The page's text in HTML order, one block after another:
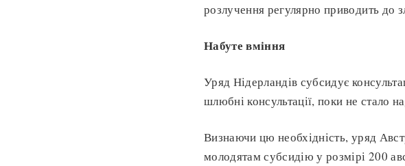
розлучення регулярно приводить до
Набуте вміння
Уряд Нідерландів субсидує
шлюбні консультації, поки не стало
Визнаючи цю необхідність, уряд
молодятам субсидію у розмірі 200